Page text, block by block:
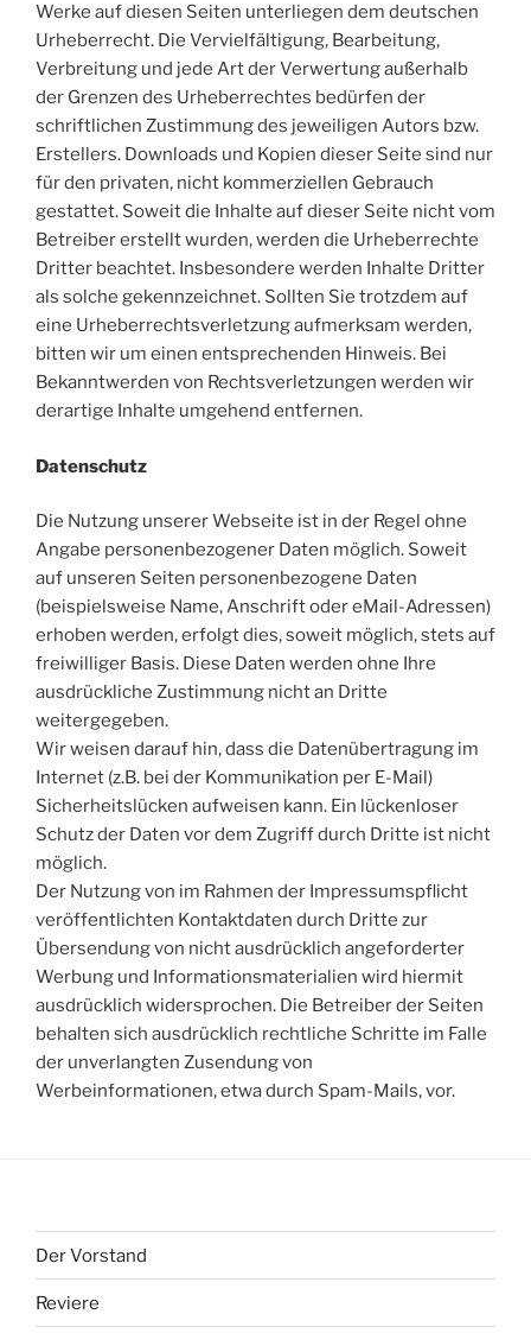
Werke auf diesen Seiten unterliegen dem deutschen
Urheberrecht. Die Vervielfältigung, Bearbeitung,
Verbreitung und jede Art der Verwertung außerhalb
der Grenzen des Urheberrechtes bedürfen der
schriftlichen Zustimmung des jeweiligen Autors bzw.
Erstellers. Downloads und Kopien dieser Seite sind nur
für den privaten, nicht kommerziellen Gebrauch
gestattet. Soweit die Inhalte auf dieser Seite nicht vom
Betreiber erstellt wurden, werden die Urheberrechte
Dritter beachtet. Insbesondere werden Inhalte Dritter
als solche gekennzeichnet. Sollten Sie trotzdem auf
eine Urheberrechtsverletzung aufmerksam werden,
bitten wir um einen entsprechenden Hinweis. Bei
Bekanntwerden von Rechtsverletzungen werden wir
derartige Inhalte umgehend entfernen.
Datenschutz
Die Nutzung unserer Webseite ist in der Regel ohne
Angabe personenbezogener Daten möglich. Soweit
auf unseren Seiten personenbezogene Daten
(beispielsweise Name, Anschrift oder eMail-Adressen)
erhoben werden, erfolgt dies, soweit möglich, stets auf
freiwilliger Basis. Diese Daten werden ohne Ihre
ausdrückliche Zustimmung nicht an Dritte
weitergegeben.
Wir weisen darauf hin, dass die Datenübertragung im
Internet (z.B. bei der Kommunikation per E-Mail)
Sicherheitslücken aufweisen kann. Ein lückenloser
Schutz der Daten vor dem Zugriff durch Dritte ist nicht
möglich.
Der Nutzung von im Rahmen der Impressumspflicht
veröffentlichten Kontaktdaten durch Dritte zur
Übersendung von nicht ausdrücklich angeforderter
Werbung und Informationsmaterialien wird hiermit
ausdrücklich widersprochen. Die Betreiber der Seiten
behalten sich ausdrücklich rechtliche Schritte im Falle
der unverlangten Zusendung von
Werbeinformationen, etwa durch Spam-Mails, vor.
Der Vorstand
Reviere